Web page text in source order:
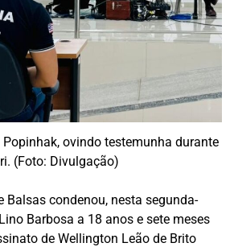
ovindo testemunha durante
(Foto: Divulgação)
Balsas condenou, nesta segunda-
Barbosa a 18 anos e sete meses
de Wellington Leão de Brito